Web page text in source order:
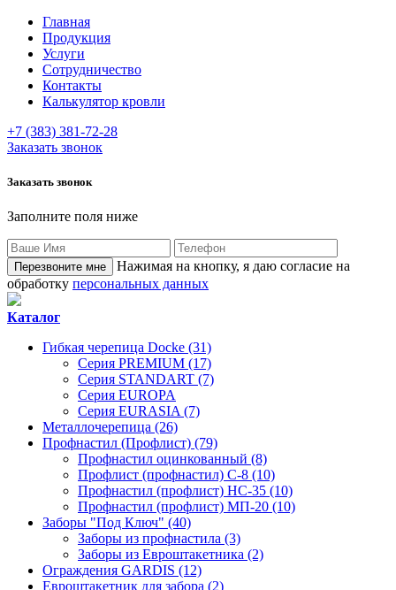
Главная
Продукция
Услуги
Сотрудничество
Контакты
Калькулятор кровли
+7 (383) 381-72-28
Заказать звонок
Заказать звонок
Заполните поля ниже
Нажимая на кнопку, я даю согласие на
обработку персональных данных
Каталог
Гибкая черепица Docke (31)
Серия PREMIUM (17)
Серия STANDART (7)
Серия EUROPA
Серия EURASIA (7)
Металлочерепица (26)
Профнастил (Профлист) (79)
Профнастил оцинкованный (8)
Профлист (профнастил) С-8 (10)
Профнастил (профлист) НС-35 (10)
Профнастил (профлист) МП-20 (10)
Заборы "Под Ключ" (40)
Заборы из профнастила (3)
Заборы из Евроштакетника (2)
Ограждения GARDIS (12)
Евроштакетник для забора (2)